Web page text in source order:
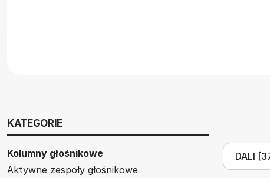
KATEGORIE
Kolumny głośnikowe
Aktywne zespoły głośnikowe